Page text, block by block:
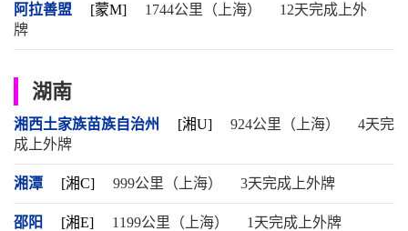
阿拉善盟 [蒙M] 1744公里（上海）
12天完成上外
牌
湖南
湘西土家族苗族自治州 [湘U] 924公里（上海）
4天完
成上外牌
湘潭 [湘C] 999公里（上海） 3天完成上外牌
邵阳 [湘E] 1199公里（上海） 1天完成上外牌